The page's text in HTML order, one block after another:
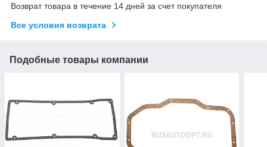
Возврат товара в течение 14 дней за счет покупателя
Все условия возврата
Подобные товары компании